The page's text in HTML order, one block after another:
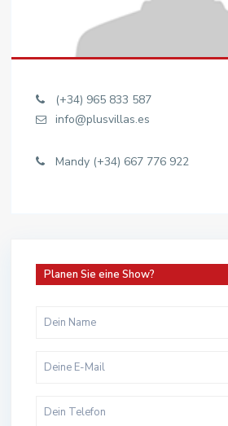
(+34) 965 833 587
info@plusvillas.es
Mandy (+34) 667 776 922
Planen Sie eine Show?